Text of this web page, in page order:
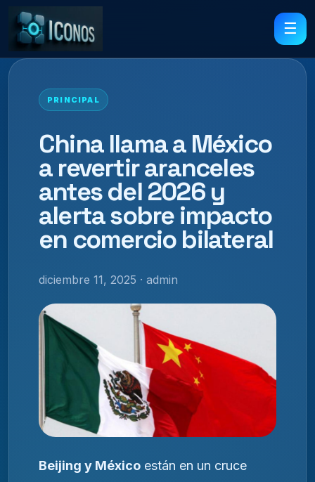
☰
PRINCIPAL
China llama a México
a revertir aranceles
antes del 2026 y
alerta sobre impacto
en comercio bilateral
diciembre 11, 2025 · admin
Beijing y México están en un cruce